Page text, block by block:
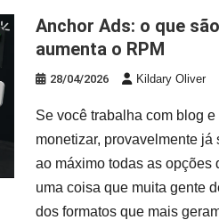
Anchor Ads: o que são, como ativar e quanto
aumenta o RPM
28/04/2026 Kildary Oliver
Se você trabalha com blog
monetizar, provavelmente
ao máximo todas as
uma coisa que muita gente
dos formatos que mais